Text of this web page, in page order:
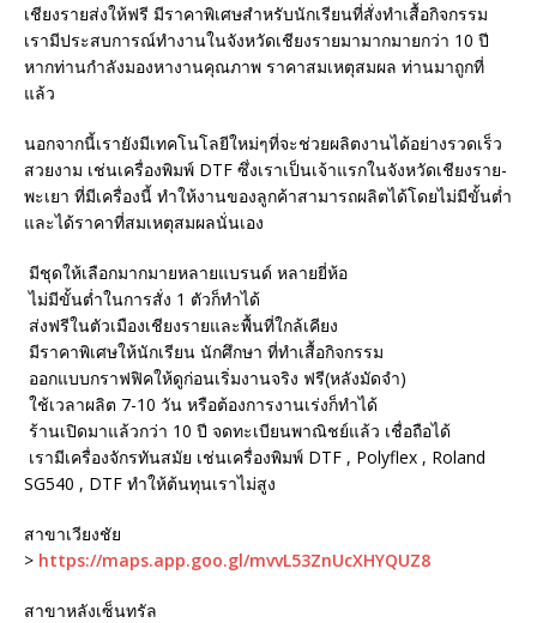
เชียงรายส่งให้ฟรี มีราคาพิเศษสำหรับนักเรียนที่สั่งทำเสื้อกิจกรรม
เรามีประสบการณ์ทำงานในจังหวัดเชียงรายมามากมายกว่า 10 ปี
หากท่านกำลังมองหางานคุณภาพ ราคาสมเหตุสมผล ท่านมาถูกที่
แล้ว
นอกจากนี้เรายังมีเทคโนโลยีใหม่ๆที่จะช่วยผลิตงานได้อย่างรวดเร็ว
สวยงาม เช่นเครื่องพิมพ์ DTF ซึ่งเราเป็นเจ้าแรกในจังหวัดเชียงราย-
พะเยา ที่มีเครื่องนี้ ทำให้งานของลูกค้าสามารถผลิตได้โดยไม่มีขั้นต่ำ
และได้ราคาที่สมเหตุสมผลนั่นเอง
มีชุดให้เลือกมากมายหลายแบรนด์ หลายยี่ห้อ
ไม่มีขั้นต่ำในการสั่ง 1 ตัวก็ทำได้
ส่งฟรีในตัวเมืองเชียงรายและพื้นที่ใกล้เคียง
มีราคาพิเศษให้นักเรียน นักศึกษา ที่ทำเสื้อกิจกรรม
ออกแบบกราฟฟิคให้ดูก่อนเริ่มงานจริง ฟรี(หลังมัดจำ)
ใช้เวลาผลิต 7-10 วัน หรือต้องการงานเร่งก็ทำได้
ร้านเปิดมาแล้วกว่า 10 ปี จดทะเบียนพาณิชย์แล้ว เชื่อถือได้
เรามีเครื่องจักรทันสมัย เช่นเครื่องพิมพ์ DTF , Polyflex , Roland
SG540 , DTF ทำให้ต้นทุนเราไม่สูง
สาขาเวียงชัย
> https://maps.app.goo.gl/mvvL53ZnUcXHYQUZ8
สาขาหลังเซ็นทรัล